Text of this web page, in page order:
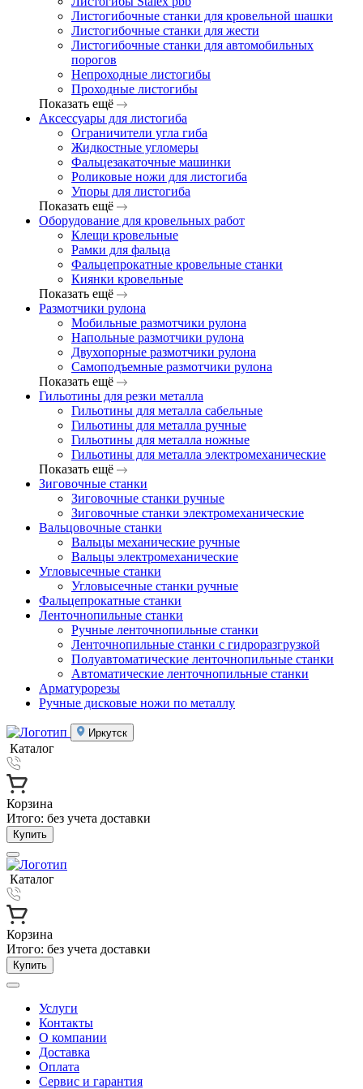
Листогибочные станки для кровельной шашки
Листогибочные станки для жести
Листогибочные станки для автомобильных
порогов
Непроходные листогибы
Проходные листогибы
Показать ещё
Аксессуары для листогиба
Ограничители угла гиба
Жидкостные угломеры
Фальцезакаточные машинки
Роликовые ножи для листогиба
Упоры для листогиба
Показать ещё
Оборудование для кровельных работ
Клещи кровельные
Рамки для фальца
Фальцепрокатные кровельные станки
Киянки кровельные
Показать ещё
Размотчики рулона
Мобильные размотчики рулона
Напольные размотчики рулона
Двухопорные размотчики рулона
Самоподъемные размотчики рулона
Показать ещё
Гильотины для резки металла
Гильотины для металла сабельные
Гильотины для металла ручные
Гильотины для металла ножные
Гильотины для металла электромеханические
Показать ещё
Зиговочные станки
Зиговочные станки ручные
Зиговочные станки электромеханические
Вальцовочные станки
Вальцы механические ручные
Вальцы электромеханические
Угловысечные станки
Угловысечные станки ручные
Фальцепрокатные станки
Ленточнопильные станки
Ручные ленточнопильные станки
Ленточнопильные станки с гидроразгрузкой
Полуавтоматические ленточнопильные станки
Автоматические ленточнопильные станки
Арматурорезы
Ручные дисковые ножи по металлу
Иркутск
Каталог
Корзина
Итого: без учета доставки
Купить
Каталог
Корзина
Итого: без учета доставки
Купить
Услуги
Контакты
О компании
Доставка
Оплата
Сервис и гарантия